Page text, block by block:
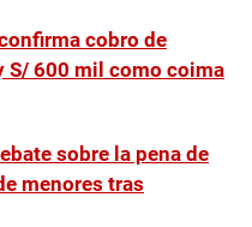
cobro de
S/ 600 mil como coima
sobre la pena de
menores tras